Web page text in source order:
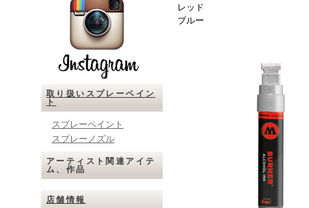
取り扱いスプレーペイン
ト
スプレーペイント
スプレーノズル
アーティスト関連アイテ
ム、作品
店舗情報
レッド
ブルー